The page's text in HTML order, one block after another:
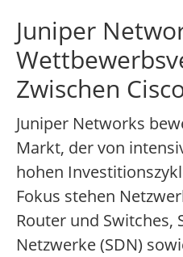
Juniper
Zwischen
Juniper Networks
Markt, der von
hohen
Fokus stehen
Router und
Netzwerke (SDN)